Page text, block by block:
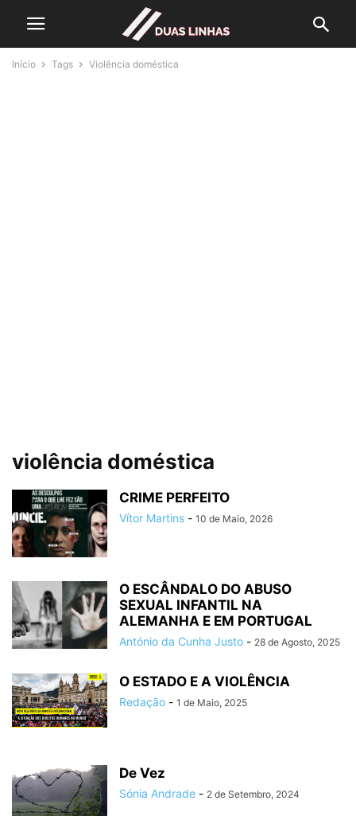
Início Tags Violência doméstica
violência doméstica
CRIME PERFEITO
Vítor Martins - 10 de Maio, 2026
O ESCÂNDALO DO ABUSO
SEXUAL INFANTIL NA
ALEMANHA E EM PORTUGAL
António da Cunha Justo - 28 de Agosto, 2025
O ESTADO E A VIOLÊNCIA
Redação - 1 de Maio, 2025
De Vez
Sónia Andrade - 2 de Setembro, 2024